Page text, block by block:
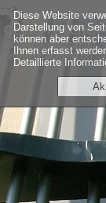
Diese Website
Darstellung von
können aber
Ihnen erfasst
Detaillierte
-->
Georg-
Berlin Friedrichshain
Frankfurter Allee 6a